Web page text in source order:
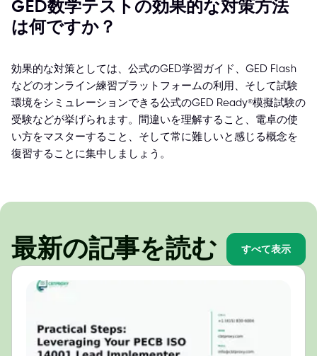
GED数学テストの効果的な対策方法
は何ですか？
効果的な対策としては、公式のGED学習ガイド、GED Flash
などのオンライン練習プラットフォームの利用、そして試験
環境をシミュレーションできる公式のGED Ready®模擬試験の
受験などが挙げられます。間違いを理解すること、電卓の使
い方をマスターすること、そして常に難しいと感じる概念を
復習することに集中しましょう。
最新の記事を読む すべて表示